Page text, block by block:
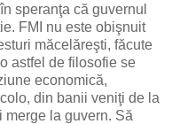
speranţa că guvernul
FMI nu este obişnuit
măcelăreşti, făcute
astfel de filosofie se
economică,
din banii veniţi de la
merge la guvern. Să